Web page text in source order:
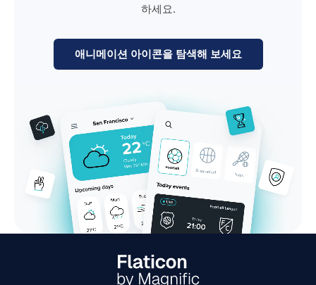
하세요.
애니메이션 아이콘을 탐색해 보세요